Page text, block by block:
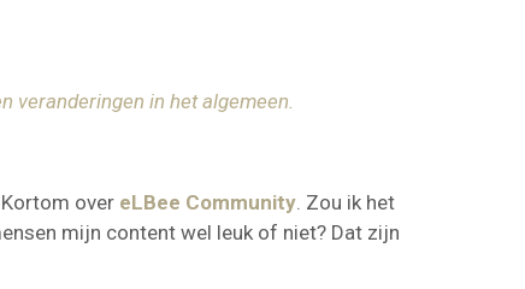
veranderingen in het algemeen.
over eLBee Community. Zou ik het
mijn content wel leuk of niet? Dat zijn